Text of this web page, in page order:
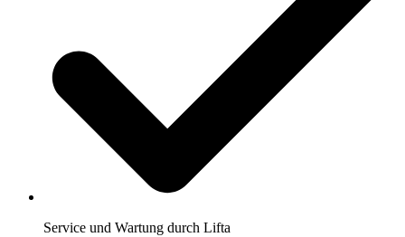
Service und Wartung durch Lifta